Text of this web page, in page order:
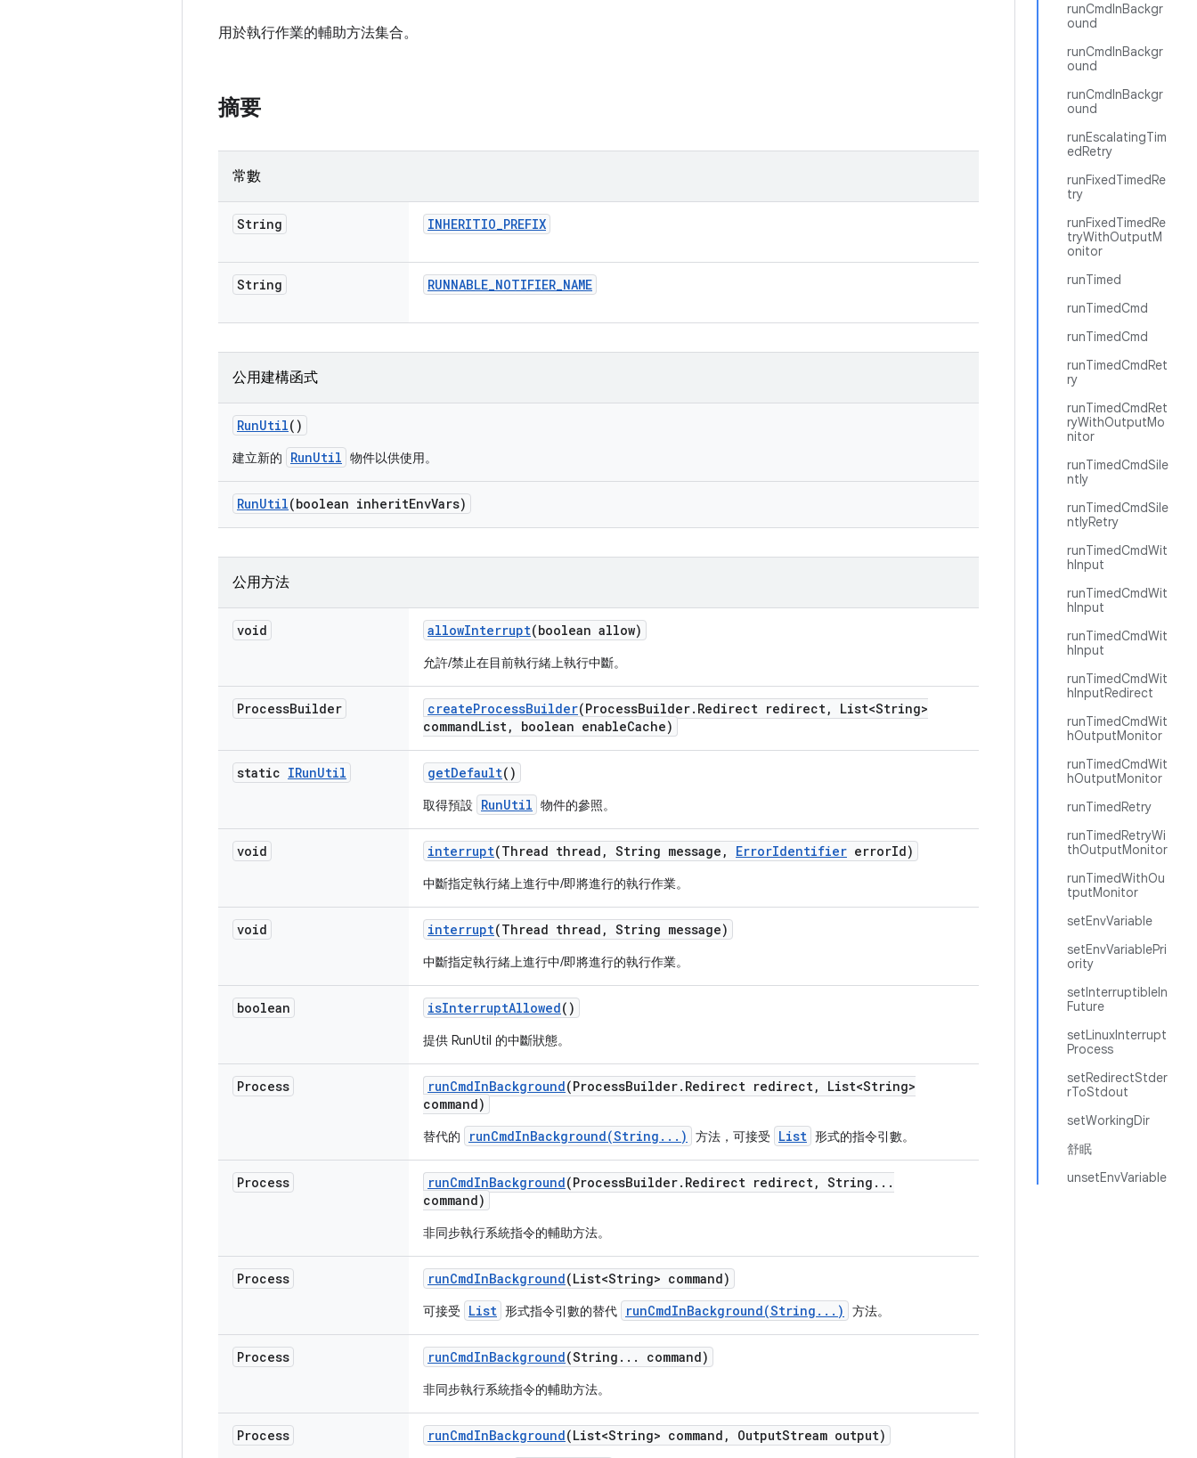
runCmdInBackgr
ound
runCmdInBackgr
ound
runCmdInBackgr
ound
runEscalatingTim
edRetry
runFixedTimedRe
try
runFixedTimedRe
tryWithOutputM
onitor
runTimed
runTimedCmd
runTimedCmd
runTimedCmdRet
ry
runTimedCmdRet
ryWithOutputMo
nitor
runTimedCmdSile
ntly
runTimedCmdSile
ntlyRetry
runTimedCmdWit
hInput
runTimedCmdWit
hInput
runTimedCmdWit
hInput
runTimedCmdWit
hInputRedirect
runTimedCmdWit
hOutputMonitor
runTimedCmdWit
hOutputMonitor
runTimedRetry
runTimedRetryWi
thOutputMonitor
runTimedWithOu
tputMonitor
setEnvVariable
setEnvVariablePri
ority
setInterruptibleIn
Future
setLinuxInterrupt
Process
setRedirectStder
rToStdout
setWorkingDir
舒眠
unsetEnvVariable
用於執行作業的輔助方法集合。
摘要
常數
String INHERITIO_PREFIX
String RUNNABLE_NOTIFIER_NAME
公用建構函式
RunUtil()
建立新的 RunUtil 物件以供使用。
RunUtil(boolean inheritEnvVars)
公用方法
void allowInterrupt(boolean allow)
允許/禁止在目前執行緒上執行中斷。
ProcessBuilder createProcessBuilder(ProcessBuilder. Redirect redirect,
List<String>
commandList, boolean enableCache)
static IRunUtil getDefault()
取得預設 RunUtil 物件的參照。
void interrupt(Thread thread , String message , ErrorIdentifier errorId)
中斷指定執行緒上進行中/即將進行的執行作業。
void interrupt(Thread thread , String message)
中斷指定執行緒上進行中/即將進行的執行作業。
boolean isInterruptAllowed()
提供 RunUtil 的中斷狀態。
Process runCmdInBackground(ProcessBuilder. Redirect redirect,
List<String>
command)
替代的 runCmdInBackground(String...) 方法，可接受 List 形式的指令引數。
Process runCmdInBackground(ProcessBuilder. Redirect redirect, String . . .
command)
非同步執行系統指令的輔助方法。
Process runCmdInBackground(List<String> command)
可接受 List 形式指令引數的替代 runCmdInBackground(String...) 方法。
Process runCmdInBackground(String . . . command)
非同步執行系統指令的輔助方法。
Process runCmdInBackground(List<String> command , OutputStream output)